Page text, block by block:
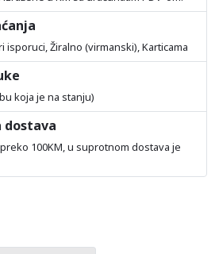
isporuci, Žiralno (virmanski), Karticama
koja je na stanju)
dostava
100KM, u suprotnom dostava je